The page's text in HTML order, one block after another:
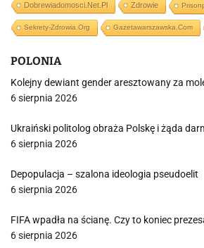
Dobrewiadomosci.net.pl Zdrowie
Sekrety-Zdrowia.org Gazetawarszawska.com
POLONIA
Kolejny dewiant gender aresztowany za
6 sierpnia 2026
Ukraiński politolog obraża Polskę i żąda
6 sierpnia 2026
Depopulacja – szalona ideologia pseudoelit
6 sierpnia 2026
FIFA wpadła na ścianę. Czy to koniec
6 sierpnia 2026